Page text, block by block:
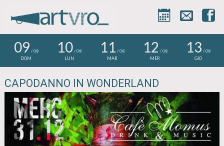



09 / 08
DOM
10/ 08
LUN
11 / 08
MAR
12 / 08
MER
13 / 08
GIO
CAPODANNO IN WONDERLAND